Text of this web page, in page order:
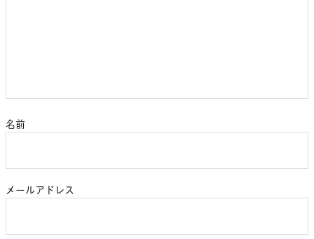
名前
メールアドレス